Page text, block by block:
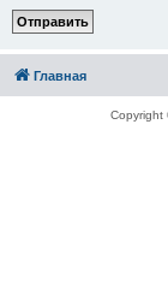
Главная
Copyright